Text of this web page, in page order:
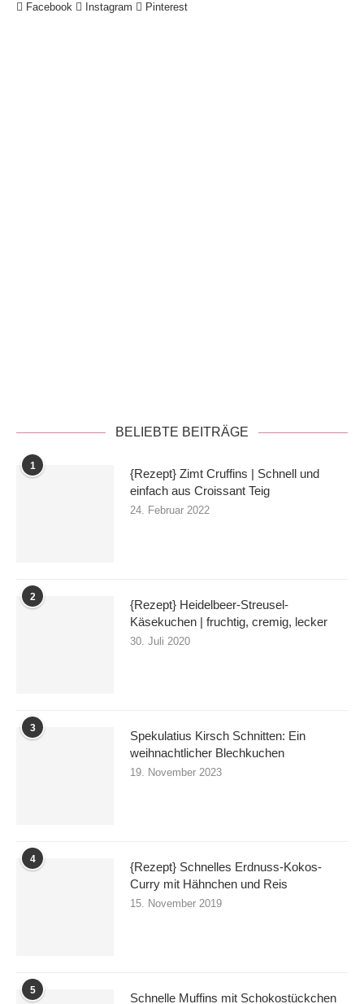
Facebook Instagram Pinterest
BELIEBTE BEITRÄGE
1
{Rezept} Zimt Cruffins | Schnell und
einfach aus Croissant Teig
24. Februar 2022
2
{Rezept} Heidelbeer-Streusel-
Käsekuchen | fruchtig, cremig, lecker
30. Juli 2020
3
Spekulatius Kirsch Schnitten: Ein
weihnachtlicher Blechkuchen
19. November 2023
4
{Rezept} Schnelles Erdnuss-Kokos-
Curry mit Hähnchen und Reis
15. November 2019
5
Schnelle Muffins mit Schokostückchen